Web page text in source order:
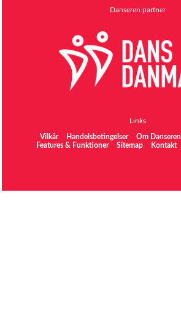
Danseren partner
Links
Vilkår Handelsbetingelser Om Danseren
Features & Funktioner
Sitemap Kontakt